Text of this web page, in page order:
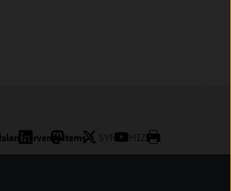
Nervensystems SYNSCHIZ